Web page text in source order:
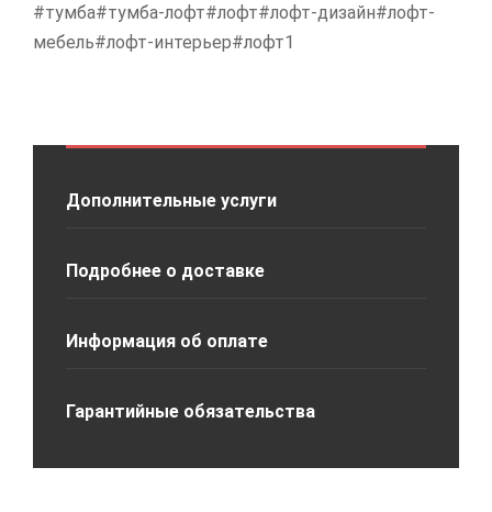
#тумба#тумба-лофт#лофт#лофт-дизайн#лофт-
мебель#лофт-интерьер#лофт1
Дополнительные услуги
Подробнее о доставке
Информация об оплате
Гарантийные обязательства